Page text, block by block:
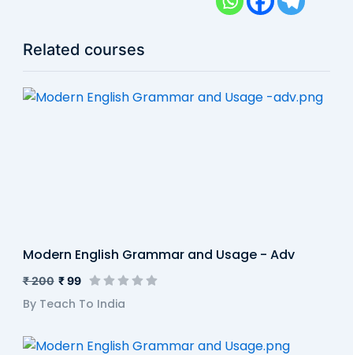
Related courses
Modern English Grammar and Usage - Adv
₹ 200 ₹ 99
By Teach To India